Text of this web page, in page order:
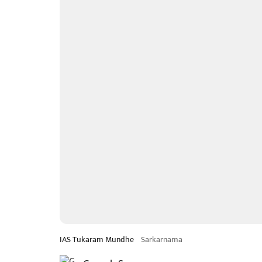
IAS Tukaram Mundhe Sarkarnama